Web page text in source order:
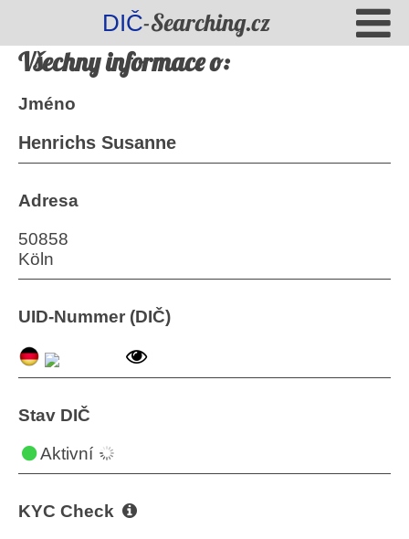
DIČ-Searching.cz
Všechny informace o:
Jméno
Henrichs Susanne
Adresa
50858
Köln
UID-Nummer (DIČ)
Stav DIČ
Aktivní
KYC Check